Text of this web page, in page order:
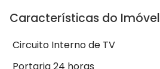
Características do Imóvel
Circuito Interno de TV